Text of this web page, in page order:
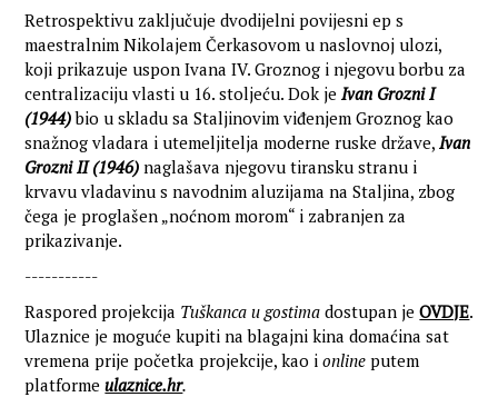
Retrospektivu zaključuje dvodijelni povijesni ep s
maestralnim Nikolajem Čerkasovom u naslovnoj ulozi,
koji prikazuje uspon Ivana IV. Groznog i njegovu borbu za
centralizaciju vlasti u 16. stoljeću. Dok jeIvan Grozni I
(1944)bio u skladu sa Staljinovim viđenjem Groznog kao
snažnog vladara i utemeljitelja moderne ruske države,Ivan
Grozni II (1946) naglašava njegovu tiransku stranu i
krvavu vladavinu s navodnim aluzijama na Staljina, zbog
čega je proglašen „noćnom morom“ i zabranjen za
prikazivanje.
-----------
Raspored projekcija Tuškanca u gostima dostupan jeOVDJE.
Ulaznice je moguće kupiti na blagajni kina domaćina sat
vremena prije početka projekcije, kao ionline putem
platformeulaznice.hr.